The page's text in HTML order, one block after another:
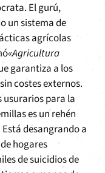
El gurú,
un sistema de
agrícolas
«Agricultura
garantiza a los
costes externos.
usurarios para la
es un rehén
desangrando a
hogares
de suicidios de